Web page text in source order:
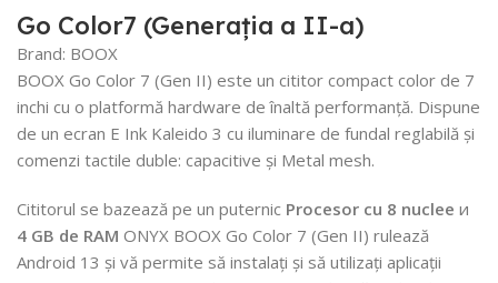
Go Color7 (Generația a II-a)
Brand: BOOX
BOOX Go Color 7 (Gen II) este un cititor compact color de 7
inchi cu o platformă hardware de înaltă performanță. Dispune
de un ecran E Ink Kaleido 3 cu iluminare de fundal reglabilă și
comenzi tactile duble: capacitive și Metal mesh.
Cititorul se bazează pe un puternic Procesor cu 8 nuclee и
4 GB de RAM ONYX BOOX Go Color 7 (Gen II) rulează
Android 13 și vă permite să instalați și să utilizați aplicații